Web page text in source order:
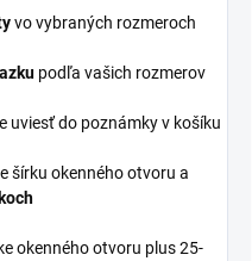
vo vybraných rozmeroch
podľa vašich rozmerov
uviesť do poznámky v košíku
šírku okenného otvoru a
okenného otvoru plus 25-